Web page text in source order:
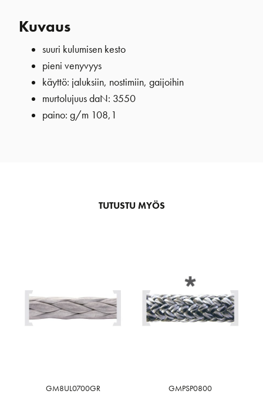
Kuvaus
suuri kulumisen kesto
pieni venyvyys
käyttö: jaluksiin, nostimiin, gaijoihin
murtolujuus daN: 3550
paino: g/m 108,1
TUTUSTU MYÖS
GM8UL0700GR GMPSP0800